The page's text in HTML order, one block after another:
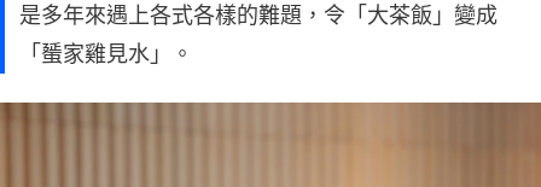
是多年來遇上各式各樣的難題，令「大茶飯」變成
「蜑家雞見水」。